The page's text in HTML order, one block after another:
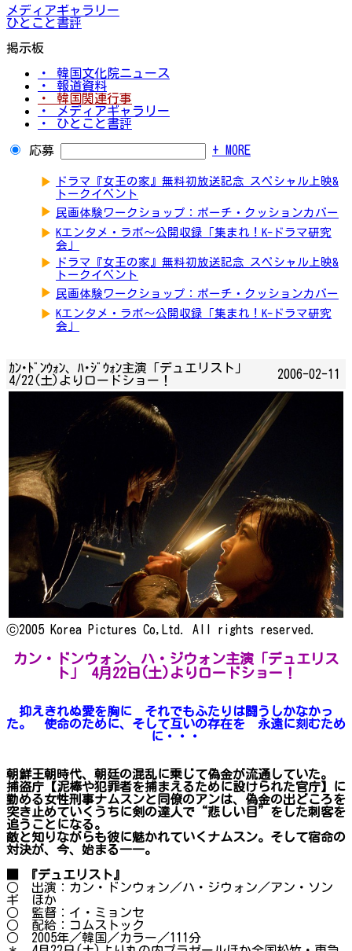
メディアギャラリー
ひとこと書評
掲示板
・ 韓国文化院ニュース
・ 報道資料
・ 韓国関連行事
・ メディアギャラリー
・ ひとこと書評
応募 + MORE
▶
ドラマ『女王の家』無料初放送記念 スペシャル上映&
トークイベント
▶ 民画体験ワークショップ：ポーチ・クッションカバー
▶ Kエンタメ・ラボ～公開収録「集まれ！K-ドラマ研究
会」
▶
ドラマ『女王の家』無料初放送記念 スペシャル上映&
トークイベント
▶ 民画体験ワークショップ：ポーチ・クッションカバー
▶ Kエンタメ・ラボ～公開収録「集まれ！K-ドラマ研究
会」
ｶﾝ･ﾄﾞﾝｳｫﾝ、ﾊ･ｼﾞｳｫﾝ主演「デュエリスト」
4/22(土)よりロードショー！
2006-02-11
ⓒ2005 Korea Pictures Co,Ltd. All rights reserved.
カン・ドンウォン、ハ・ジウォン主演「デュエリス
ト」 4月22日(土)よりロードショー！
抑えきれぬ愛を胸に それでもふたりは闘うしかなかっ
た。 使命のために、そして互いの存在を 永遠に刻むため
に・・・
朝鮮王朝時代、朝廷の混乱に乗じて偽金が流通していた。
捕盗庁【泥棒や犯罪者を捕まえるために設けられた官庁】に
勤める女性刑事ナムスンと同僚のアンは、偽金の出どころを
突き止めていくうちに剣の達人で“悲しい目”をした刺客を
追うことになる。
敵と知りながらも彼に魅かれていくナムスン。そして宿命の
対決が、今、始まる――。
■ 『デュエリスト』
○ 出演：カン・ドンウォン／ハ・ジウォン／アン・ソン
ギ ほか
○ 監督：イ・ミョンセ
○ 配給：コムストック
○ 2005年／韓国／カラー／111分